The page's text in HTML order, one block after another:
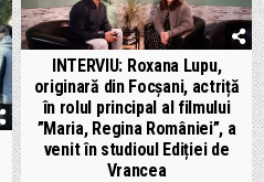
INTERVIU: Roxana Lupu,
originară din Focșani, actriță
în rolul principal al filmului
”Maria, Regina României”, a
venit în studioul Ediției de
Vrancea